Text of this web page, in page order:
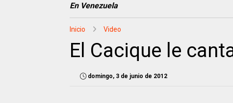
En Venezuela
Inicio Video
El Cacique le
domingo, 3 de junio de 2012